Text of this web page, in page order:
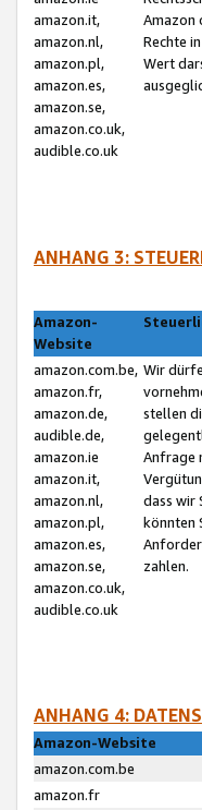
amazon.it,
amazon.nl,
amazon.pl,
amazon.es,
amazon.se,
amazon.co.uk,
audible.co.uk
Amazon
Rechte
Wert
ANHANG 3:
Amazon-
Website
amazon.com.be,
amazon.fr,
amazon.de,
audible.de,
amazon.ie
amazon.it,
amazon.nl,
amazon.pl,
amazon.es,
amazon.se,
amazon.co.uk,
audible.co.uk
Wir
stellen
Anfrage
dass wir
könnten
zahlen.
ANHANG 4:
Amazon-Website
amazon.com.be
amazon.fr